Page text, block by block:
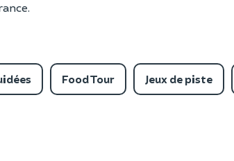
Food Tour Jeux de piste